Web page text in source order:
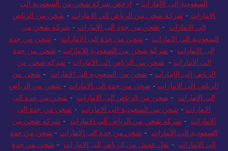
السعودية إلى الإمارات - ارخص شركة شحن من السعودية الى
الامارات - شركة شحن من الرياض الي الامارات - شحن من الرياض
الي الامارات - شحن من جدة الى الامارات - شركة شحن من
السعودية الى الامارات - شحن من جدة الى الامارات - شحن من جدة
الى الامارات - شركة شحن من السعودية للامارات - شحن من جدة
الى الامارات - شحن من الرياض الى الامارات - شركة شحن من
الرياض إلى الإمارات - شحن من السعودية الى الامارات - شحن من
الرياض الى الامارات - شحن من جدة الى الامارات - شحن من الرياض
الي الامارات - شحن من الرياض الى الامارات - شحن من جدة الى
الامارات - شحن من السعودية الى الامارات - شحن من جدة الى
الامارات - شركة شحن من الرياض الي الامارات - شركة شحن من
السعودية الي الامارات - شحن من جدة الى الامارات - شحن من جدة
الى الامارات - نقل عفش من الرياض الى الامارات - شحن من جدة